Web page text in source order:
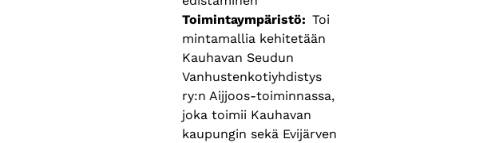
Toimintaympäristö
Toi
mintamallia kehitetään
Kauhavan Seudun
Vanhustenkotiyhdistys
ry:n Aijjoos-toiminnassa,
joka toimii Kauhavan
kaupungin sekä Evijärven